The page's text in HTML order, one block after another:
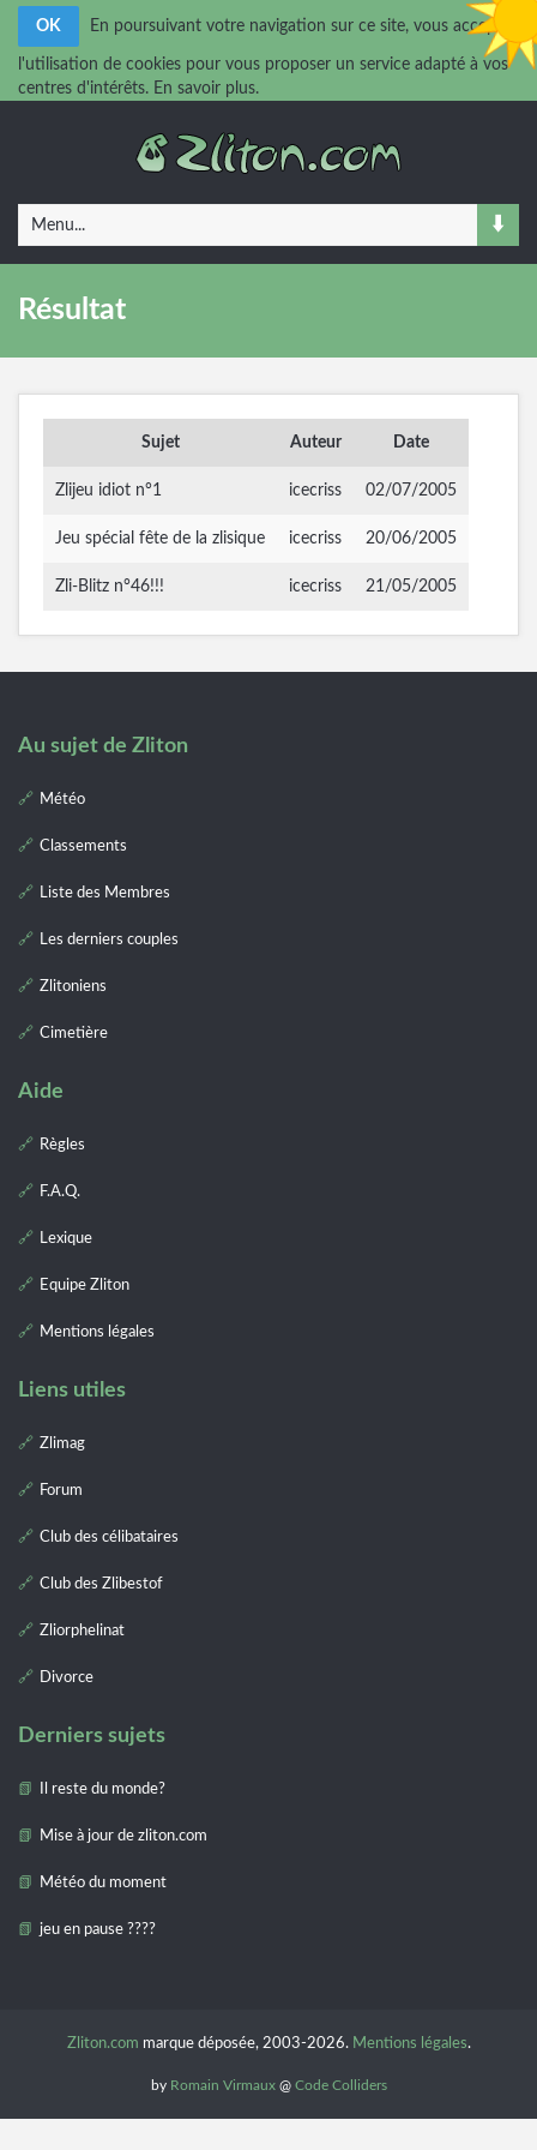
OK En poursuivant votre navigation sur ce site, vous acceptez
l'utilisation de cookies pour vous proposer un service adapté à vos
centres d'intérêts. En savoir plus.
Menu...
Résultat
Sujet Auteur Date
Zlijeu idiot n°1 icecriss 02/07/2005
Jeu spécial fête de la zlisique icecriss 20/06/2005
Zli-Blitz n°46!!! icecriss 21/05/2005
Au sujet de Zliton
Météo
Classements
Liste des Membres
Les derniers couples
Zlitoniens
Cimetière
Aide
Règles
F.A.Q.
Lexique
Equipe Zliton
Mentions légales
Liens utiles
Zlimag
Forum
Club des célibataires
Club des Zlibestof
Zliorphelinat
Divorce
Derniers sujets
Il reste du monde?
Mise à jour de zliton.com
Météo du moment
jeu en pause ????
Zliton.com marque déposée, 2003-2026. Mentions légales.
by Romain Virmaux@ Code Colliders